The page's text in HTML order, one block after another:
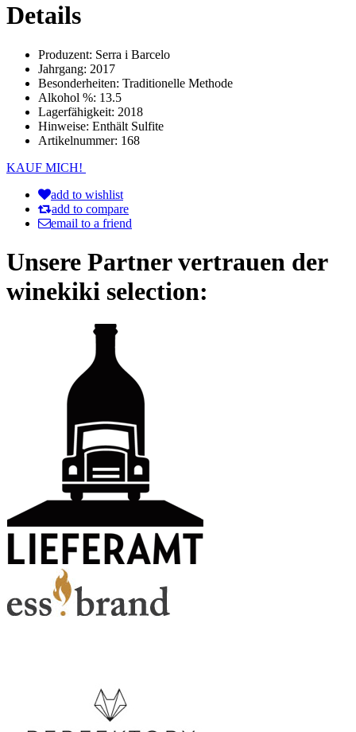
Details
Produzent: Serra i Barcelo
Jahrgang: 2017
Besonderheiten: Traditionelle Methode
Alkohol %: 13.5
Lagerfähigkeit: 2018
Hinweise: Enthält Sulfite
Artikelnummer: 168
KAUF MICH!
add to wishlist
add to compare
email to a friend
Unsere Partner vertrauen der
winekiki selection: